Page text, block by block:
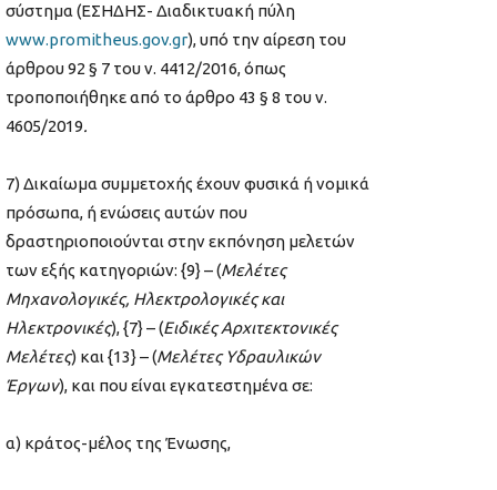
σύστημα (ΕΣΗΔΗΣ- Διαδικτυακή πύλη
www.promitheus.gov.gr), υπό την αίρεση του
άρθρου 92 § 7 του ν. 4412/2016, όπως
τροποποιήθηκε από το άρθρο 43 § 8 του ν.
4605/2019.
7) Δικαίωμα συμμετοχής έχουν φυσικά ή νομικά
πρόσωπα, ή ενώσεις αυτών που
δραστηριοποιούνται στην εκπόνηση μελετών
των εξής κατηγοριών: {9} – (Μελέτες
Μηχανολογικές, Ηλεκτρολογικές και
Ηλεκτρονικές), {7} – (Ειδικές Αρχιτεκτονικές
Μελέτες) και {13} – (Μελέτες Υδραυλικών
Έργων), και που είναι εγκατεστημένα σε:
α) κράτος-μέλος της Ένωσης,